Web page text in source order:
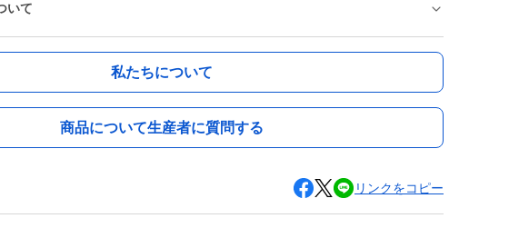
いて
私たちについて
商品について生産者に質問する
リンクをコピー